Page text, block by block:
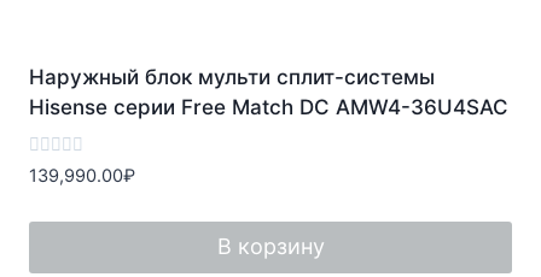
Наружный блок мульти сплит-системы
Hisense серии Free Match DC AMW4-36U4SAC
Оценка
0
5
139,990.00₽
В корзину